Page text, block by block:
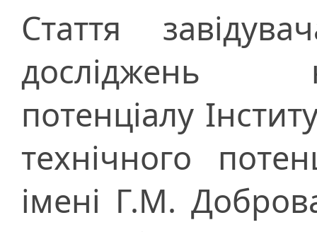
Стаття
досліджень
потенціалу
технічного
імені Г.М.